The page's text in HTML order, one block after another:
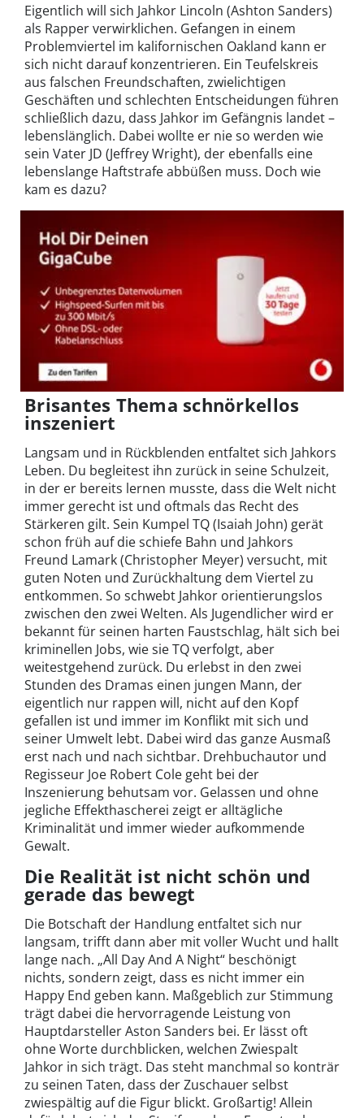
Eigentlich will sich Jahkor Lincoln (Ashton Sanders)
als Rapper verwirklichen. Gefangen in einem
Problemviertel im kalifornischen Oakland kann er
sich nicht darauf konzentrieren. Ein Teufelskreis
aus falschen Freundschaften, zwielichtigen
Geschäften und schlechten Entscheidungen führen
schließlich dazu, dass Jahkor im Gefängnis landet –
lebenslänglich. Dabei wollte er nie so werden wie
sein Vater JD (Jeffrey Wright), der ebenfalls eine
lebenslange Haftstrafe abbüßen muss. Doch wie
kam es dazu?
Brisantes Thema schnörkellos
inszeniert
Langsam und in Rückblenden entfaltet sich Jahkors
Leben. Du begleitest ihn zurück in seine Schulzeit,
in der er bereits lernen musste, dass die Welt nicht
immer gerecht ist und oftmals das Recht des
Stärkeren gilt. Sein Kumpel TQ (Isaiah John) gerät
schon früh auf die schiefe Bahn und Jahkors
Freund Lamark (Christopher Meyer) versucht, mit
guten Noten und Zurückhaltung dem Viertel zu
entkommen. So schwebt Jahkor orientierungslos
zwischen den zwei Welten. Als Jugendlicher wird er
bekannt für seinen harten Faustschlag, hält sich bei
kriminellen Jobs, wie sie TQ verfolgt, aber
weitestgehend zurück. Du erlebst in den zwei
Stunden des Dramas einen jungen Mann, der
eigentlich nur rappen will, nicht auf den Kopf
gefallen ist und immer im Konflikt mit sich und
seiner Umwelt lebt. Dabei wird das ganze Ausmaß
erst nach und nach sichtbar. Drehbuchautor und
Regisseur Joe Robert Cole geht bei der
Inszenierung behutsam vor. Gelassen und ohne
jegliche Effekthascherei zeigt er alltägliche
Kriminalität und immer wieder aufkommende
Gewalt.
Die Realität ist nicht schön und
gerade das bewegt
Die Botschaft der Handlung entfaltet sich nur
langsam, trifft dann aber mit voller Wucht und hallt
lange nach. „All Day And A Night“ beschönigt
nichts, sondern zeigt, dass es nicht immer ein
Happy End geben kann. Maßgeblich zur Stimmung
trägt dabei die hervorragende Leistung von
Hauptdarsteller Aston Sanders bei. Er lässt oft
ohne Worte durchblicken, welchen Zwiespalt
Jahkor in sich trägt. Das steht manchmal so konträr
zu seinen Taten, dass der Zuschauer selbst
zwiespältig auf die Figur blickt. Großartig! Allein